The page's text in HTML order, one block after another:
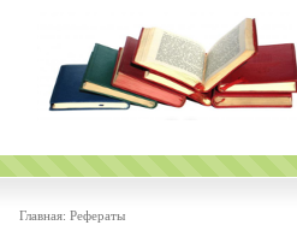
Главная: Рефераты